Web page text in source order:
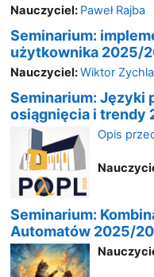
Nauczyciel: Paweł Rajba
Seminarium:
użytkownika 2025/
Nauczyciel:Wiktor Zychla
Seminarium: Języki
osiągnięcia i trendy
Opis
Seminarium:
Automatów 2025/